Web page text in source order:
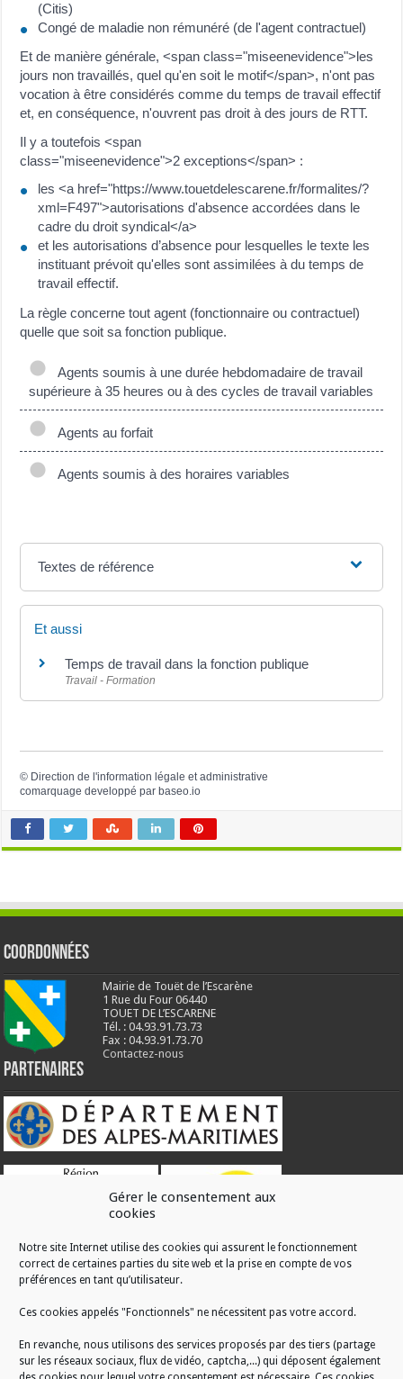
Gérer le consentement aux
cookies
Notre site Internet utilise des cookies qui assurent le fonctionnement
correct de certaines parties du site web et la prise en compte de vos
préférences en tant qu’utilisateur.
Ces cookies appelés "Fonctionnels" ne nécessitent pas votre accord.
En revanche, nous utilisons des services proposés par des tiers (partage
sur les réseaux sociaux, flux de vidéo, captcha,...) qui déposent également
(Citis)
Congé de maladie non rémunéré (de l'agent contractuel)
Et de manière générale, <span class="miseenevidence">les
jours non travaillés, quel qu'en soit le motif</span>, n'ont pas
vocation à être considérés comme du temps de travail effectif
et, en conséquence, n'ouvrent pas droit à des jours de RTT.
Il y a toutefois <span
class="miseenevidence">2 exceptions</span> :
les <a href="https://www.touetdelescarene.fr/formalites/?
xml=F497">autorisations d'absence accordées dans le
cadre du droit syndical</a>
et les autorisations d’absence pour lesquelles le texte les
instituant prévoit qu'elles sont assimilées à du temps de
travail effectif.
La règle concerne tout agent (fonctionnaire ou contractuel)
quelle que soit sa fonction publique.
Agents soumis à une durée hebdomadaire de travail
supérieure à 35 heures ou à des cycles de travail variables
Agents au forfait
Agents soumis à des horaires variables
Textes de référence
Et aussi
Temps de travail dans la fonction publique
Travail - Formation
© Direction de l'information légale et administrative
comarquage developpé par baseo.io
Coordonnées
Mairie de Touët de l’Escarène
1 Rue du Four 06440
TOUET DE L’ESCARENE
Tél. : 04.93.91.73.73
Fax : 04.93.91.73.70
Contactez-nous
Partenaires
RÉALISATION